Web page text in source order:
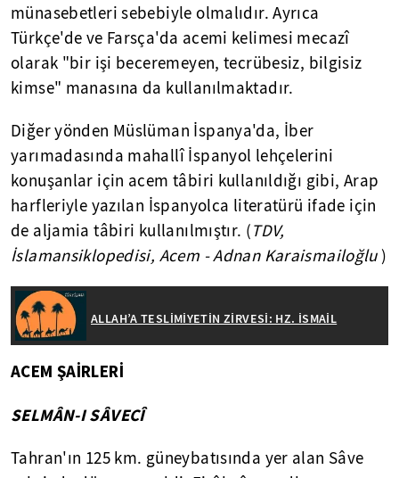
münasebetleri sebebiyle olmalıdır. Ayrıca
Türkçe'de ve Farsça'da acemi kelimesi mecazî
olarak "bir işi beceremeyen, tecrübesiz, bilgisiz
kimse" manasına da kullanılmaktadır.
Diğer yönden Müslüman İspanya'da, İber
yarımadasında mahallî İspanyol lehçelerini
konuşanlar için acem tâbiri kullanıldığı gibi, Arap
harfleriyle yazılan İspanyolca literatürü ifade için
de aljamia tâbiri kullanılmıştır. (TDV,
İslamansiklopedisi, Acem - Adnan Karaismailoğlu)
ALLAH’A TESLİMİYETİN ZİRVESİ: HZ. İSMAİL
ACEM ŞAİRLERİ
SELMÂN-I SÂVECÎ
Tahran'ın 125 km. güneybatısında yer alan Sâve